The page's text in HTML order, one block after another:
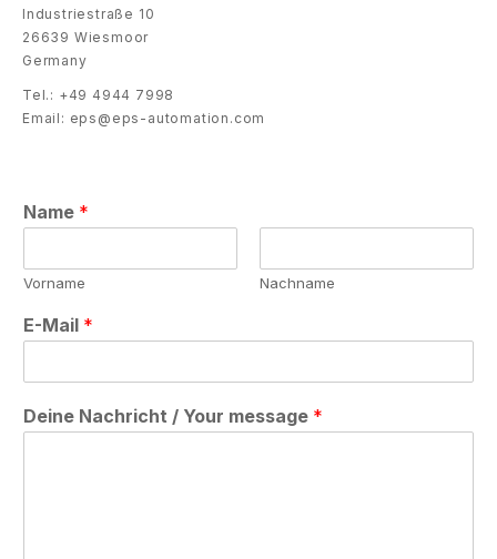
Industriestraße 10
26639 Wiesmoor
Germany
Tel.: +49 4944 7998
Email: eps@eps-automation.com
Name *
Vorname Nachname
E-Mail *
Deine Nachricht / Your message *